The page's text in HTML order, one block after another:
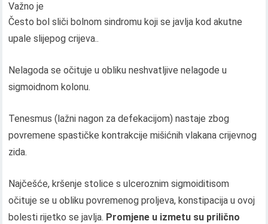
Važno je
Često bol sliči bolnom sindromu koji se javlja kod akutne
upale slijepog crijeva..
Nelagoda se očituje u obliku neshvatljive nelagode u
sigmoidnom kolonu.
Tenesmus (lažni nagon za defekacijom) nastaje zbog
povremene spastičke kontrakcije mišićnih vlakana crijevnog
zida.
Najčešće, kršenje stolice s ulceroznim sigmoiditisom
očituje se u obliku povremenog proljeva, konstipacija u ovoj
bolesti rijetko se javlja. Promjene u izmetu su prilično